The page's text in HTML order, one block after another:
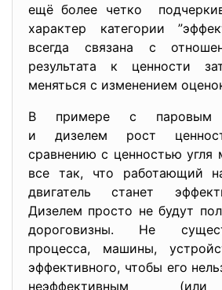
ещё более четко
характер категории
всегда связана с
результата к ценности
меняться с изменением
В примере с паровым
и дизелем рост
сравнению с ценностью угля
все так, что работающий
двигатель станет
Дизелем просто не будут
дороговизны. Не
процесса, машины,
эффективного, чтобы его
неэффективным